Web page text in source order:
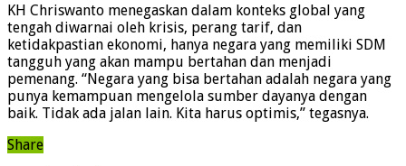
KH Chriswanto menegaskan dalam konteks global yang
tengah diwarnai oleh krisis, perang tarif, dan
ketidakpastian ekonomi, hanya negara yang memiliki SDM
tangguh yang akan mampu bertahan dan menjadi
pemenang. “Negara yang bisa bertahan adalah negara yang
punya kemampuan mengelola sumber dayanya dengan
baik. Tidak ada jalan lain. Kita harus optimis,” tegasnya.
Share